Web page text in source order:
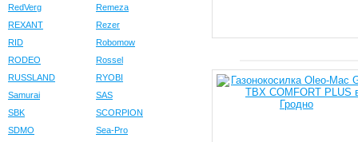
RedVerg
Remeza
REXANT
Rezer
RID
Robomow
RODEO
Rossel
RUSSLAND
RYOBI
Samurai
SAS
SBK
SCORPION
SDMO
Sea-Pro